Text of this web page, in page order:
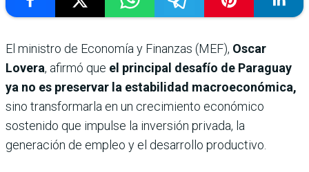
El ministro de Economía y Finanzas (MEF), Oscar
Lovera, afirmó que el principal desafío de Paraguay
ya no es preservar la estabilidad macroeconómica,
sino transformarla en un crecimiento económico
sostenido que impulse la inversión privada, la
generación de empleo y el desarrollo productivo.